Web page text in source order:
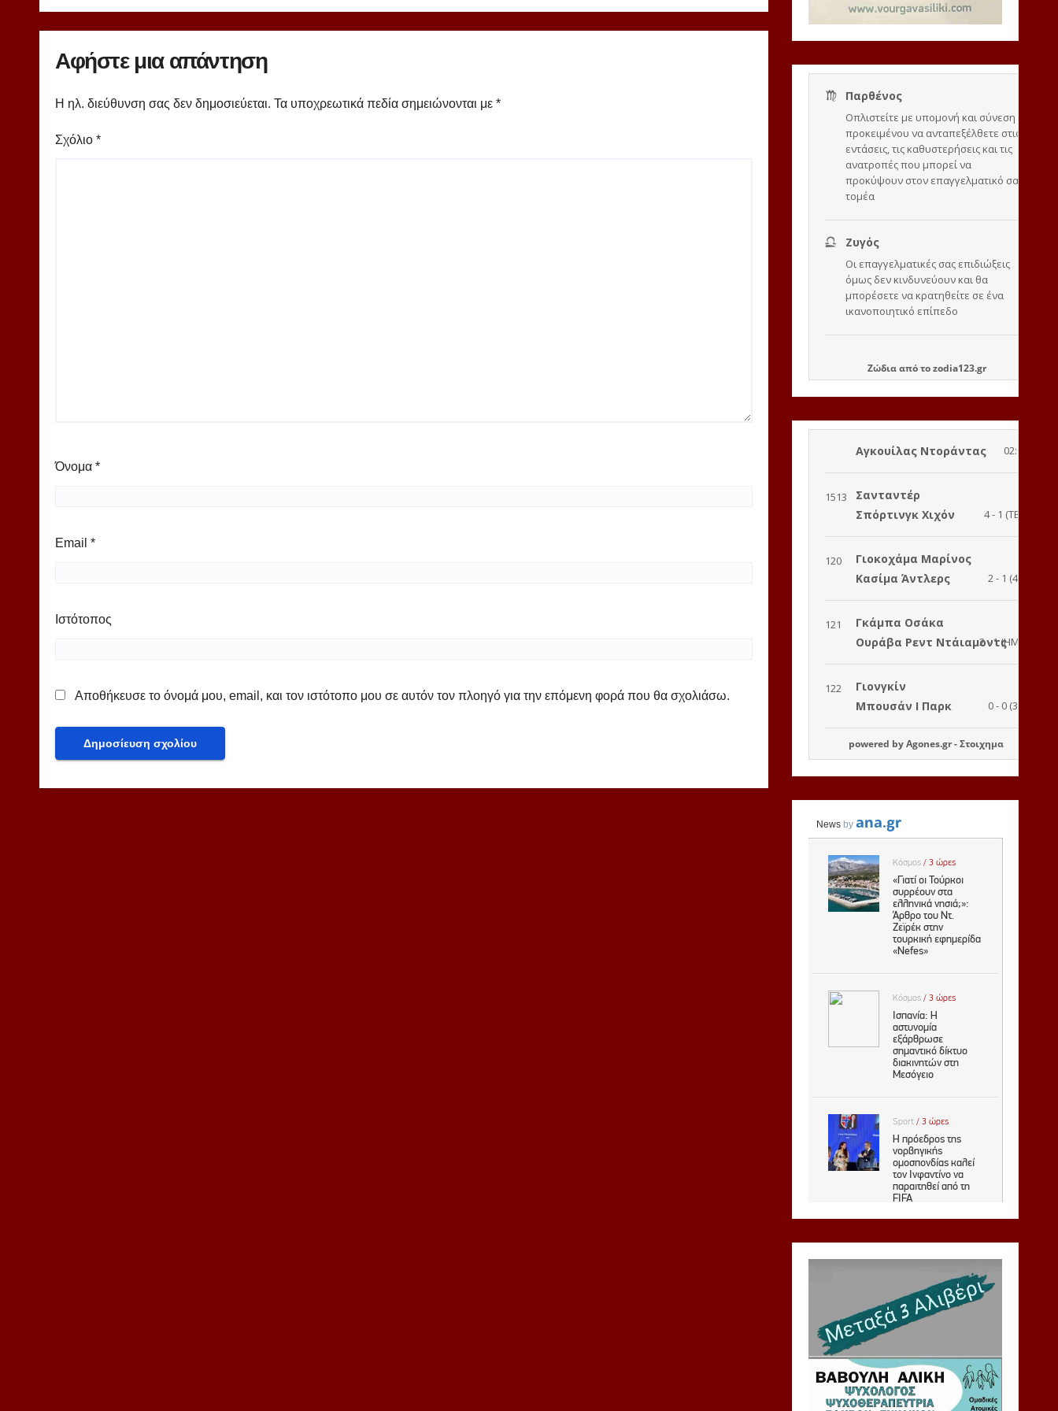
Μίλαν πιάνει δουλειά
Αφήστε μια απάντηση
Η ηλ. διεύθυνση σας δεν δημοσιεύεται. Τα υποχρεωτικά πεδία σημειώνονται με *
Σχόλιο *
Όνομα *
Email *
Ιστότοπος
Αποθήκευσε το όνομά μου, email, και τον ιστότοπο μου σε αυτόν τον πλοηγό για την επόμενη φορά που θα σχολιάσω.
Ζώδιααπό τοzodia123.gr
powered byAgones.gr-Στοιχημα